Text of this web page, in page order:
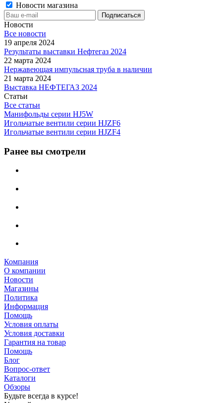
Новости магазина
Новости
Все новости
19 апреля 2024
Результаты выставки Нефтегаз 2024
22 марта 2024
Нержавеющая импульсная труба в наличии
21 марта 2024
Выставка НЕФТЕГАЗ 2024
Статьи
Все статьи
Манифольды серии HJ5W
Игольчатые вентили серии HJZF6
Игольчатые вентили серии HJZF4
Ранее вы смотрели
Компания
О компании
Новости
Магазины
Политика
Информация
Помощь
Условия оплаты
Условия доставки
Гарантия на товар
Помощь
Блог
Вопрос-ответ
Каталоги
Обзоры
Будьте всегда в курсе!